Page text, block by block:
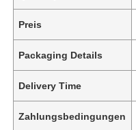
Preis
Packaging Details
Delivery Time
Zahlungsbedingungen